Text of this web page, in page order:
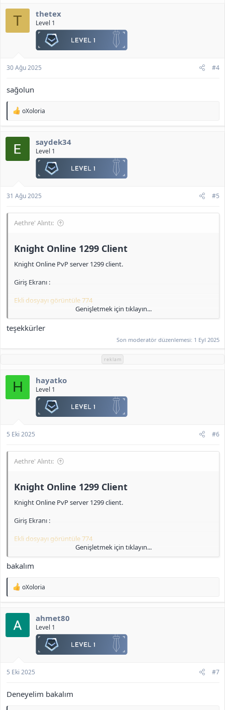
l
:
T thetex
Level 1
30 Ağu 2025 #4
sağolun
T
p
oXoloria
saydek34
Level 1
31 Ağu 2025 #5
Aethre' Alıntı:
Knight Online 1299 Client​
Knight Online PvP server 1299 client.
Giriş Ekranı :
Ekli dosyayı görüntüle 774
IRK Seçimi :
Clan ve Skill Sayfası :
Ekli dosyayı görüntüle 777
Genişletmek için tıklayın...
teşekkürler
Son moderatör düzenlemesi: 1 Eyl 2025
reklam
H hayatko
Level 1
5 Eki 2025 #6
Aethre' Alıntı:
Knight Online 1299 Client​
Knight Online PvP server 1299 client.
Giriş Ekranı :
Ekli dosyayı görüntüle 774
IRK Seçimi :
Pelerin :
Ekli dosyayı görüntüle 776
Clan ve Skill Sayfası :
Ekli dosyayı görüntüle 777
Genişletmek için tıklayın...
bakalım
T
p
oXoloria
ahmet80
Level 1
5 Eki 2025 #7
Deneyelim bakalım